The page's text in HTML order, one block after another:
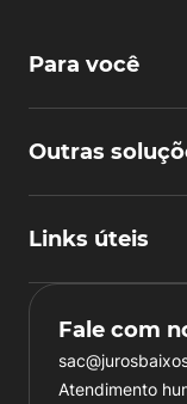
Para você
Outras
Links úteis
Fale com
Atendimento